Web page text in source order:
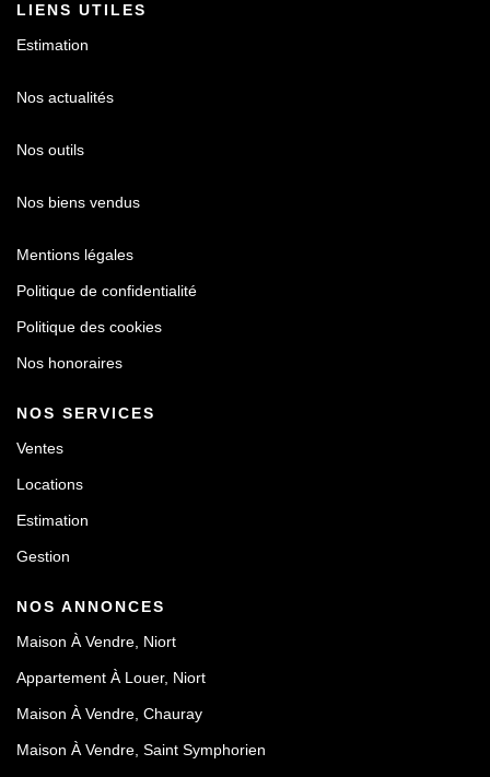
LIENS UTILES
Estimation
Nos actualités
Nos outils
Nos biens vendus
Mentions légales
Politique de confidentialité
Politique des cookies
Nos honoraires
NOS SERVICES
Ventes
Locations
Estimation
Gestion
NOS ANNONCES
Maison À Vendre, Niort
Appartement À Louer, Niort
Maison À Vendre, Chauray
Maison À Vendre, Saint Symphorien